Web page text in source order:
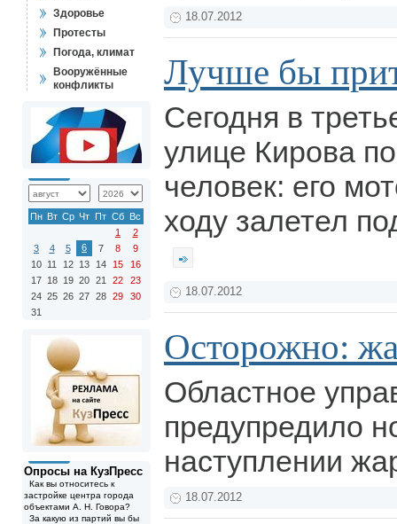
Здоровье
Протесты
Погода, климат
Вооружённые
конфликты
Пн Вт Ср Чт Пт Сб Вс
1
2
3
4 5 6 7 8
9
10 11 12 13 14 15
16
17 18 19 20 21 22
23
24 25 26 27 28 29
30
31
Опросы на КузПресс
Как вы относитесь к
застройке центра города
объектами А. Н. Говора?
За какую из партий вы бы
18.07.2012
Лучше бы
Сегодня в
улице Кирова
человек: его
ходу залетел
18.07.2012
Осторожно:
Областное
предупредило
наступлении
18.07.2012